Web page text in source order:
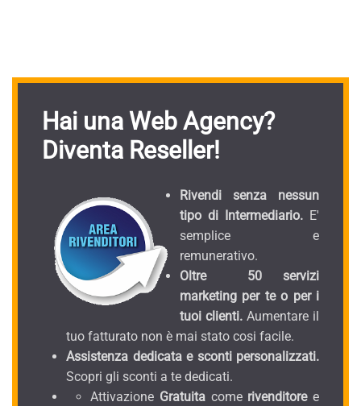
Hai una Web Agency?
Diventa Reseller!
Rivendi senza nessun
tipo di Intermediario. E'
semplice e
remunerativo.
Oltre 50 servizi
marketing per te o per i
tuoi clienti. Aumentare il
tuo fatturato non è mai stato cosi facile.
Assistenza dedicata e sconti personalizzati.
Scopri gli sconti a te dedicati.
Attivazione Gratuitacomerivenditoree